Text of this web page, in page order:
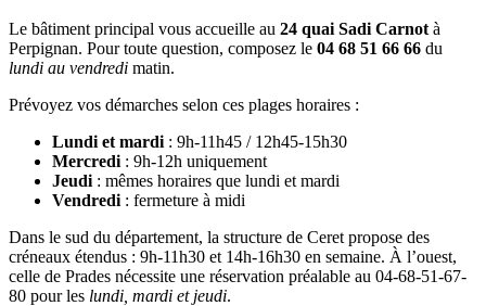
Le bâtiment principal vous accueille au 24 quai Sadi Carnot à
Perpignan. Pour toute question, composez le 04 68 51 66 66 du
lundi au vendredi matin.
Prévoyez vos démarches selon ces plages horaires :
Lundi et mardi : 9h-11h45 / 12h45-15h30
Mercredi : 9h-12h uniquement
Jeudi : mêmes horaires que lundi et mardi
Vendredi : fermeture à midi
Dans le sud du département, la structure de Ceret propose des
créneaux étendus : 9h-11h30 et 14h-16h30 en semaine. À l’ouest,
celle de Prades nécessite une réservation préalable au 04-68-51-67-
80 pour les lundi, mardi et jeudi.